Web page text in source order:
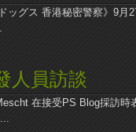
ッグス 香港秘密警察》9月
人員訪談
在接受PS Blog採訪